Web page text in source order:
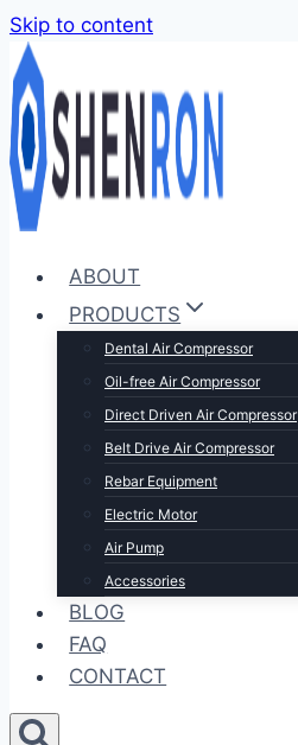
Skip to content
ABOUT
PRODUCTS
Dental Air Compressor
Oil-free Air Compressor
Direct Driven Air Compressor
Belt Drive Air Compressor
Rebar Equipment
Electric Motor
Air Pump
Accessories
BLOG
FAQ
CONTACT